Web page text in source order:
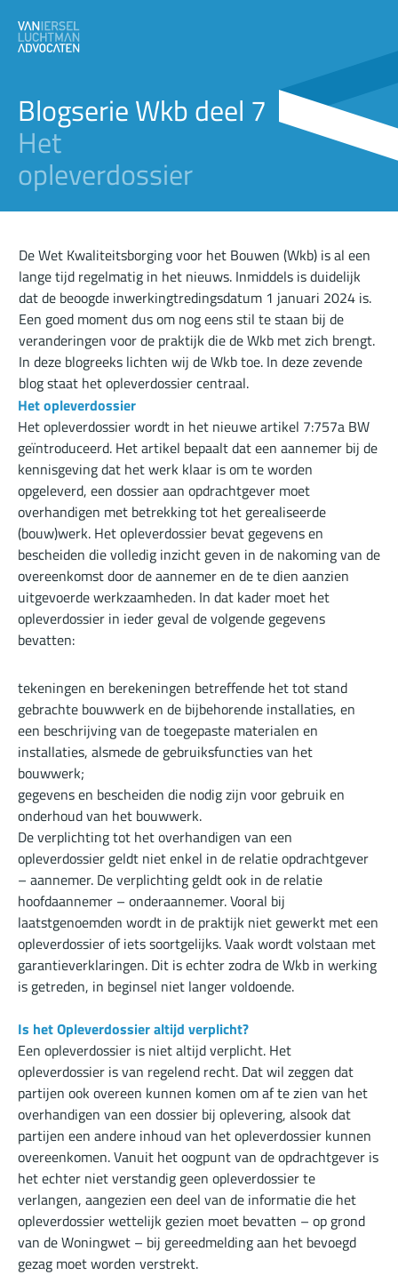
Blogserie Wkb deel 7
Het
opleverdossier
De Wet Kwaliteitsborging voor het Bouwen (Wkb) is al een
lange tijd regelmatig in het nieuws. Inmiddels is duidelijk
dat de beoogde inwerkingtredingsdatum 1 januari 2024 is.
Een goed moment dus om nog eens stil te staan bij de
veranderingen voor de praktijk die de Wkb met zich brengt.
In deze blogreeks lichten wij de Wkb toe. In deze zevende
blog staat het opleverdossier centraal.
Het opleverdossier
Het opleverdossier wordt in het nieuwe artikel 7:757a BW
geïntroduceerd. Het artikel bepaalt dat een aannemer bij de
kennisgeving dat het werk klaar is om te worden
opgeleverd, een dossier aan opdrachtgever moet
overhandigen met betrekking tot het gerealiseerde
(bouw)werk. Het opleverdossier bevat gegevens en
bescheiden die volledig inzicht geven in de nakoming van de
overeenkomst door de aannemer en de te dien aanzien
uitgevoerde werkzaamheden. In dat kader moet het
opleverdossier in ieder geval de volgende gegevens
bevatten:
tekeningen en berekeningen betreffende het tot stand
gebrachte bouwwerk en de bijbehorende installaties, en
een beschrijving van de toegepaste materialen en
installaties, alsmede de gebruiksfuncties van het
bouwwerk;
gegevens en bescheiden die nodig zijn voor gebruik en
onderhoud van het bouwwerk.
De verplichting tot het overhandigen van een
opleverdossier geldt niet enkel in de relatie opdrachtgever
– aannemer. De verplichting geldt ook in de relatie
hoofdaannemer – onderaannemer. Vooral bij
laatstgenoemden wordt in de praktijk niet gewerkt met een
opleverdossier of iets soortgelijks. Vaak wordt volstaan met
garantieverklaringen. Dit is echter zodra de Wkb in werking
is getreden, in beginsel niet langer voldoende.
Is het Opleverdossier altijd verplicht?
Een opleverdossier is niet altijd verplicht. Het
opleverdossier is van regelend recht. Dat wil zeggen dat
partijen ook overeen kunnen komen om af te zien van het
overhandigen van een dossier bij oplevering, alsook dat
partijen een andere inhoud van het opleverdossier kunnen
overeenkomen. Vanuit het oogpunt van de opdrachtgever is
het echter niet verstandig geen opleverdossier te
verlangen, aangezien een deel van de informatie die het
opleverdossier wettelijk gezien moet bevatten – op grond
van de Woningwet – bij gereedmelding aan het bevoegd
gezag moet worden verstrekt.